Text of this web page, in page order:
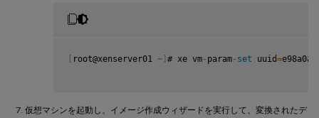
root@xenserver01 ~ # xe vm- param- set uuid=
仮想マシンを起動し、イメージ作成ウィザードを実行して、変換されたデ